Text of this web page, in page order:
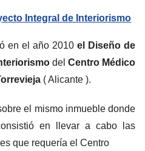
Integral de Interiorismo
en el año 2010 el Diseño de
del Centro Médico
( Alicante ).
el mismo inmueble donde
en llevar a cabo las
que requería el Centro